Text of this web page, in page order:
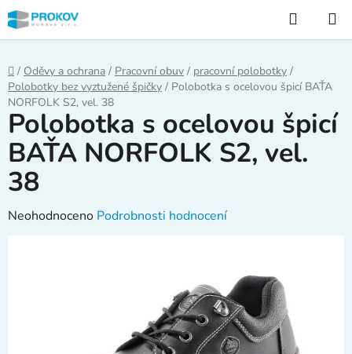
Přejít
na
obsah
Hledat
Domů
/ Oděvy a ochrana / Pracovní obuv / pracovní polobotky /
Polobotky bez vyztužené špičky / Polobotka s ocelovou špicí BAŤA
NORFOLK S2, vel. 38
Polobotka s ocelovou špicí
BAŤA NORFOLK S2, vel.
38
Průměrné
Neohodnoceno Podrobnosti hodnocení